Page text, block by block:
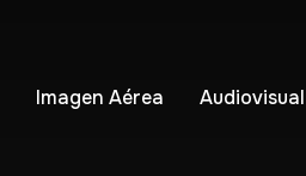
Imagen Aérea Audiovisual